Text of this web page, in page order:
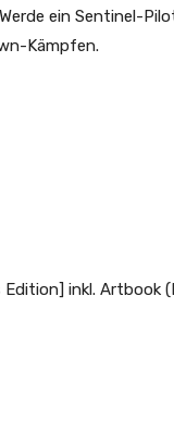
ein Sentinel-
Kämpfen.
Edition] inkl. Artbook